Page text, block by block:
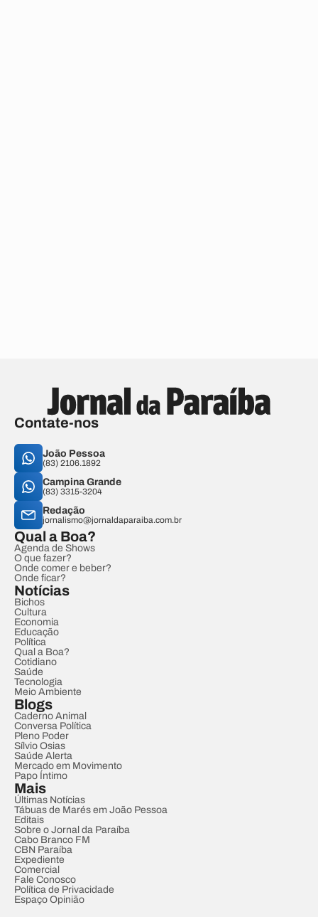
Contate-nos
João Pessoa
(83) 2106.1892
Campina Grande
(83) 3315-3204
Redação
jornalismo@jornaldaparaiba.com.br
Qual a Boa?
Agenda de Shows
O que fazer?
Onde comer e beber?
Onde ficar?
Notícias
Bichos
Cultura
Economia
Educação
Política
Qual a Boa?
Cotidiano
Saúde
Tecnologia
Meio Ambiente
Blogs
Caderno Animal
Conversa Política
Pleno Poder
Sílvio Osias
Saúde Alerta
Mercado em Movimento
Papo Íntimo
Mais
Últimas Notícias
Tábuas de Marés em João Pessoa
Editais
Sobre o Jornal da Paraíba
Cabo Branco FM
CBN Paraíba
Expediente
Comercial
Fale Conosco
Política de Privacidade
Espaço Opinião